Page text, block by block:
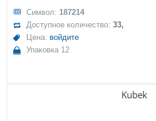
Символ: 187214
Доступное количество:33,
Цена: войдите
Упаковка 12
Kubek